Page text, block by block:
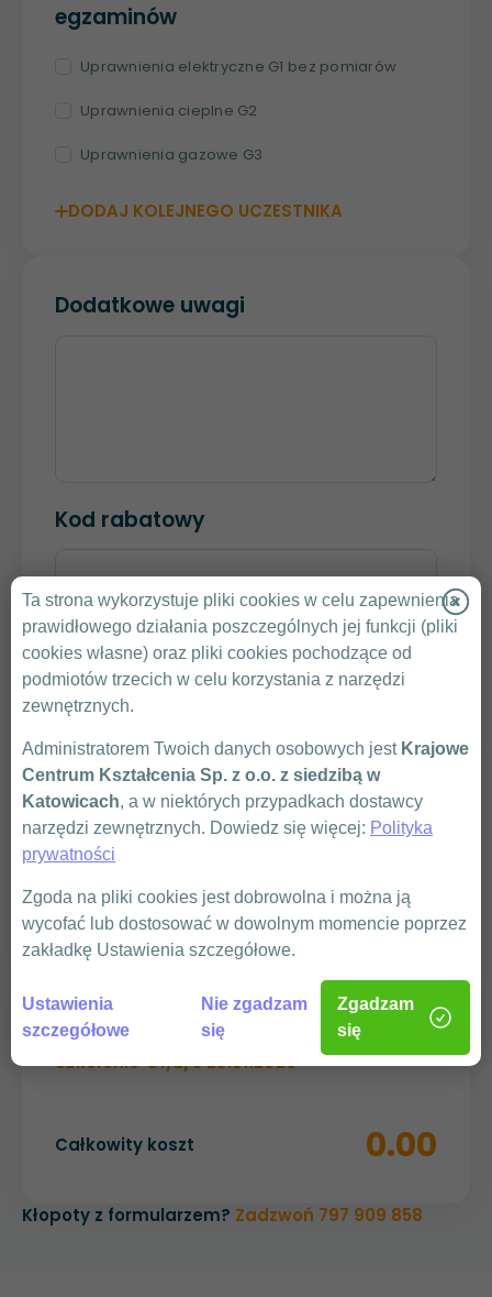
egzaminów
Uprawnienia elektryczne G1 bez pomiarów
Uprawnienia cieplne G2
Uprawnienia gazowe G3
DODAJ KOLEJNEGO UCZESTNIKA
Dodatkowe uwagi
Kod rabatowy
SPRAWDŹ KOD
Klikając „Wyślij” zgadzam się na przedstawienie
przez Krajowe Centrum Kształcenia oferty
Zasady Ochrony Danych Osobowych
Warunki uczestnictwa
WYŚLIJ
Podsumowanie
Szkolenie G1/2/3 23.01.2026
Całkowity koszt 0.00
Kłopoty z formularzem? Zadzwoń 797 909 858
Ta strona wykorzystuje pliki cookies w celu zapewnienia
prawidłowego działania poszczególnych jej funkcji (pliki
cookies własne) oraz pliki cookies pochodzące od
podmiotów trzecich w celu korzystania z narzędzi
zewnętrznych.
Administratorem Twoich danych osobowych jest Krajowe
Centrum Kształcenia Sp. z o.o. z siedzibą w
Katowicach, a w niektórych przypadkach dostawcy
narzędzi zewnętrznych. Dowiedz się więcej: Polityka
prywatności
Zgoda na pliki cookies jest dobrowolna i można ją
wycofać lub dostosować w dowolnym momencie poprzez
zakładkę Ustawienia szczegółowe.
Ustawienia
szczegółowe
Nie zgadzam
się
Zgadzam
się